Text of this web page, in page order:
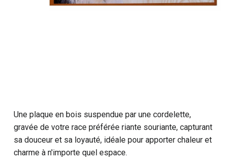
Une plaque en bois suspendue par une cordelette,
gravée de votre race préférée riante souriante, capturant
sa douceur et sa loyauté, idéale pour apporter chaleur et
charme à n'importe quel espace.